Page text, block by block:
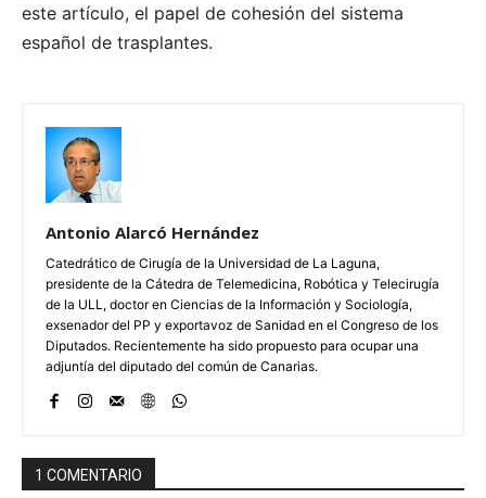
este artículo, el papel de cohesión del sistema
español de trasplantes.
Antonio Alarcó Hernández
Catedrático de Cirugía de la Universidad de La Laguna,
presidente de la Cátedra de Telemedicina, Robótica y Telecirugía
de la ULL, doctor en Ciencias de la Información y Sociología,
exsenador del PP y exportavoz de Sanidad en el Congreso de los
Diputados. Recientemente ha sido propuesto para ocupar una
adjuntía del diputado del común de Canarias.
1 COMENTARIO